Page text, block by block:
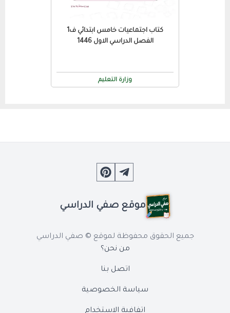
كتاب اجتماعيات خامس ابتدائي ف1
الفصل الدراسي الاول 1446
وزارة التعليم
موقع صفي الدراسي
جميع الحقوق محفوظة لموقع © صفي الدراسي
من نحن؟
اتصل بنا
سياسة الخصوصية
اتفافية الاستخدام